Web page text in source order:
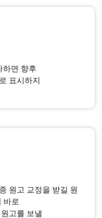
하면 향후
표시하지
원고 교정을 받길 원
바로
고를 보낼